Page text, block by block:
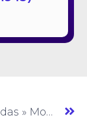
Criss Modas » Moda Evangélica » SP » (#AM206)